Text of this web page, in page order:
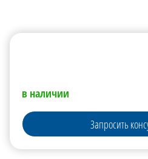
в наличии
Запросить